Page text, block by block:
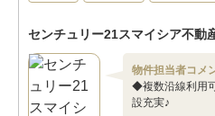
センチュリー21スマイシア不動
物件担当者コメ
◆複数沿線利用
設充実♪